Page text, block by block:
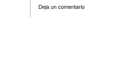
Deja un comentario